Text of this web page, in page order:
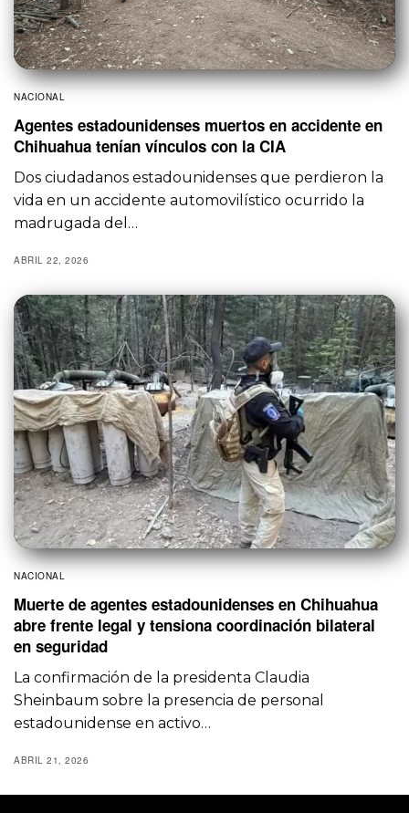
NACIONAL
Agentes estadounidenses muertos en accidente en
Chihuahua tenían vínculos con la CIA
Dos ciudadanos estadounidenses que perdieron la
vida en un accidente automovilístico ocurrido la
madrugada del…
ABRIL 22, 2026
NACIONAL
Muerte de agentes estadounidenses en Chihuahua
abre frente legal y tensiona coordinación bilateral
en seguridad
La confirmación de la presidenta Claudia
Sheinbaum sobre la presencia de personal
estadounidense en activo…
ABRIL 21, 2026